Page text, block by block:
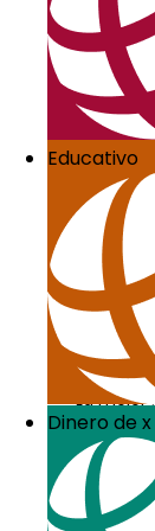
Educativo
Dinero de
3.
Algunas
3.
Para
puedes
Es
4.
La mejor
5.